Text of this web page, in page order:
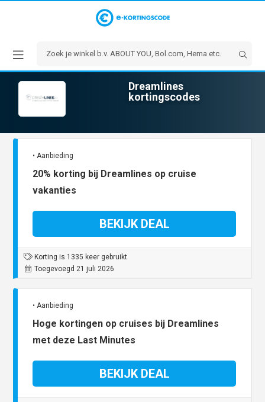
Dreamlines
kortingscodes
• Aanbieding
20% korting bij Dreamlines op cruise
vakanties
BEKIJK DEAL
Korting is 1335 keer gebruikt
Toegevoegd 21 juli 2026
• Aanbieding
Hoge kortingen op cruises bij Dreamlines
met deze Last Minutes
BEKIJK DEAL